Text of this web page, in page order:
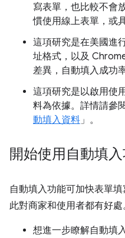
寫表單，也比較不會
慣使用線上表單，或
這項研究是在美國進
址格式，以及
差異，自動填入成功
這項研究是以啟用使
料為依據。詳情請參
動填入資料」。
開始使用自動填
自動填入功能可加快表單
此對商家和使用者都有好處
想進一步瞭解自動填